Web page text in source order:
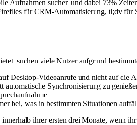
Aufnahmen suchen und dabei 73%
für CRM-Automatisierung, tl;dv für
suchen viele Nutzer aufgrund
Desktop-Videoanrufe und nicht auf die
automatische Synchronisierung zu
bei, was in bestimmten Situationen
ihrer ersten drei Monate, wenn